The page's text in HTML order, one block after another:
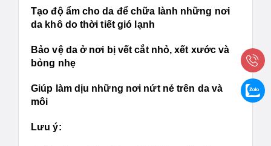
Tạo độ ẩm cho da để chữa lành những nơi
da khô do thời tiết gió lạnh
Bảo vệ da ở nơi bị vết cắt nhỏ, xết xước và
bỏng nhẹ
Giúp làm dịu những nơi nứt nẻ trên da và
môi
Lưu ý: